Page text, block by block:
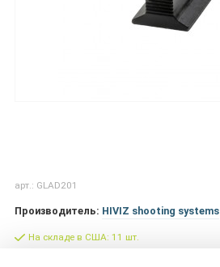
арт.: GLAD201
Производитель: HIVIZ shooting systems
На складе в США: 11 шт.